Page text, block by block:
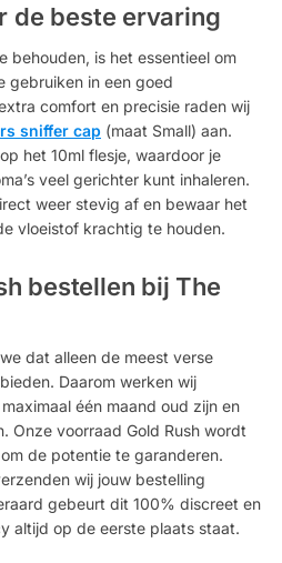
de beste ervaring
behouden, is het essentieel om
gebruiken in een goed
comfort en precisie raden wij
sniffer cap (maat Small) aan.
het 10ml flesje, waardoor je
veel gerichter kunt inhaleren.
weer stevig af en bewaar het
vloeistof krachtig te houden.
bestellen bij The
dat alleen de meest verse
Daarom werken wij
één maand oud zijn en
Onze voorraad Gold Rush wordt
de potentie te garanderen.
wij jouw bestelling
gebeurt dit 100% discreet en
altijd op de eerste plaats staat.